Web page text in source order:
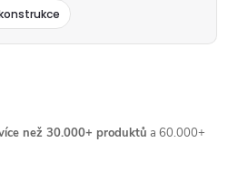
než 30.000+ produktů a 60.000+